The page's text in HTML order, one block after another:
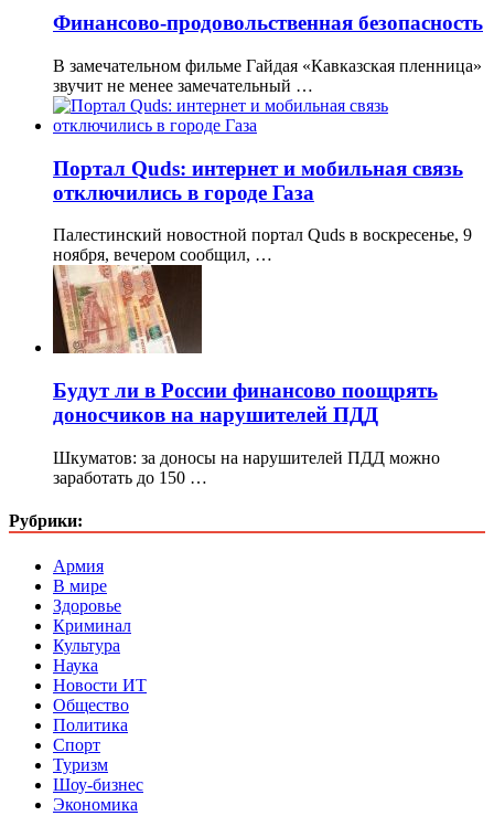
Финансово-продовольственная безопасность
В замечательном фильме Гайдая «Кавказская пленница»
звучит не менее замечательный …
Портал Quds: интернет и мобильная связь
отключились в городе Газа
Палестинский новостной портал Quds в воскресенье, 9
ноября, вечером сообщил, …
Будут ли в России финансово поощрять
доносчиков на нарушителей ПДД
Шкуматов: за доносы на нарушителей ПДД можно
заработать до 150 …
Рубрики:
Армия
В мире
Здоровье
Криминал
Культура
Наука
Новости ИТ
Общество
Политика
Спорт
Туризм
Шоу-бизнес
Экономика